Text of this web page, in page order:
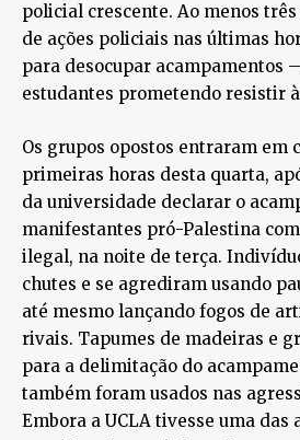
policial crescente. Ao menos
de ações policiais nas últimas
para desocupar acampamentos
estudantes prometendo resistir
Os grupos opostos entraram em
primeiras horas desta quarta,
da universidade declarar o
manifestantes pró-Palestina
ilegal, na noite de terça.
chutes e se agrediram usando
até mesmo lançando fogos de
rivais. Tapumes de madeiras e
para a delimitação do
também foram usados nas
Embora a UCLA tivesse uma das